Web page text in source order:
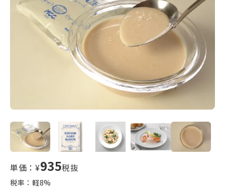
単価：¥935税抜
税率：軽8%